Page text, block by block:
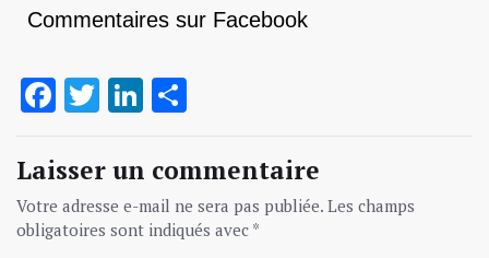
Commentaires sur Facebook
Facebook
TwitterLinkedIn
Laisser un commentaire
Votre adresse e-mail ne sera pas publiée. Les champs
obligatoires sont indiqués avec *